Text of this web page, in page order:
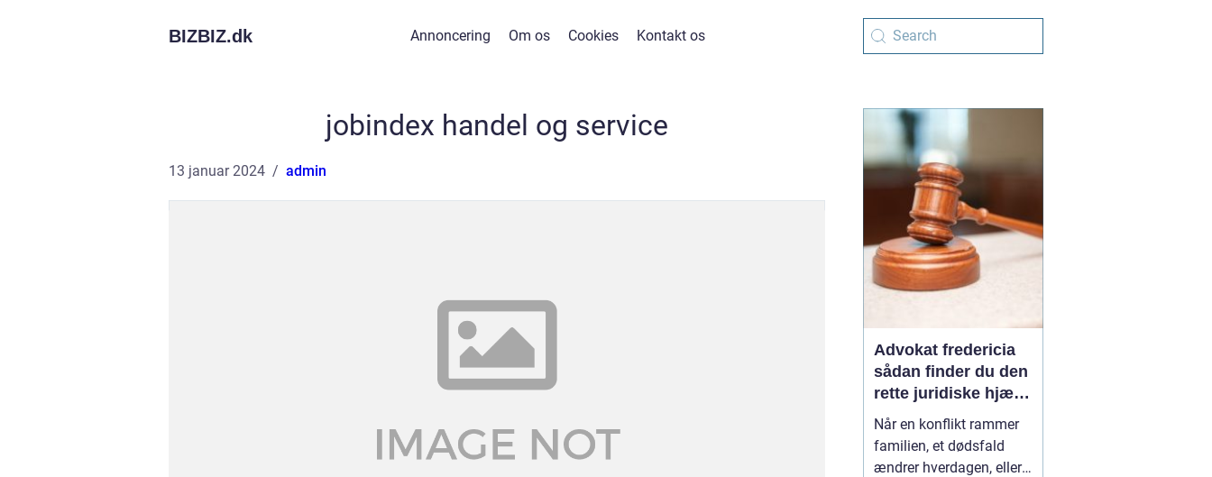
BIZBIZ.dk Annoncering Om os Cookies Kontakt os
jobindex handel og service
13 januar 2024 admin
Advokat fredericia
sådan finder du den
rette juridiske hjælp
lokalt
Når en konflikt rammer
familien, et dødsfald
ændrer hverdagen, eller